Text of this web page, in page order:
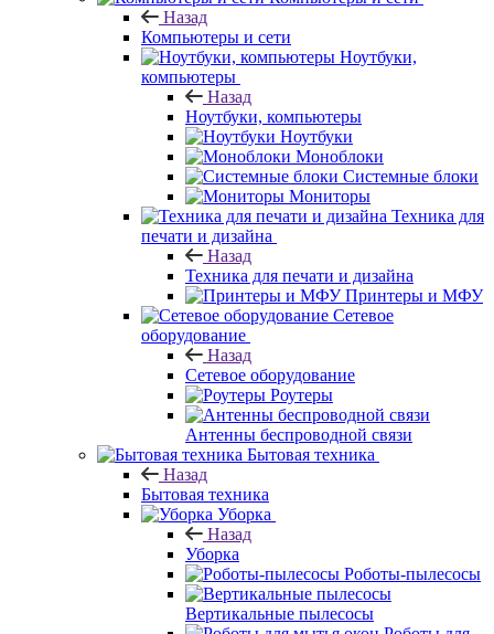
Назад
Компьютеры и сети
Ноутбуки,
компьютеры
Назад
Ноутбуки, компьютеры
Ноутбуки
Моноблоки
Системные блоки
Мониторы
Техника для
печати и дизайна
Назад
Техника для печати и дизайна
Принтеры и МФУ
Сетевое
оборудование
Назад
Сетевое оборудование
Роутеры
Антенны беспроводной связи
Бытовая техника
Назад
Бытовая техника
Уборка
Назад
Уборка
Роботы-пылесосы
Вертикальные пылесосы